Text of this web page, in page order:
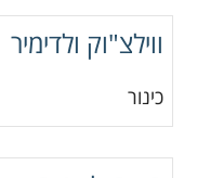
ווילצ"וק ולדימיר
כינור